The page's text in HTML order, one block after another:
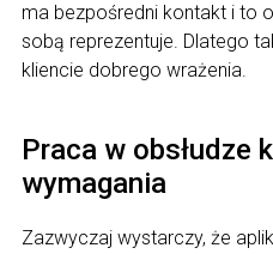
ma bezpośredni kontakt i to
sobą reprezentuje. Dlatego
kliencie dobrego wrażenia.
Praca w obsłudze
wymagania
Zazwyczaj wystarczy, że